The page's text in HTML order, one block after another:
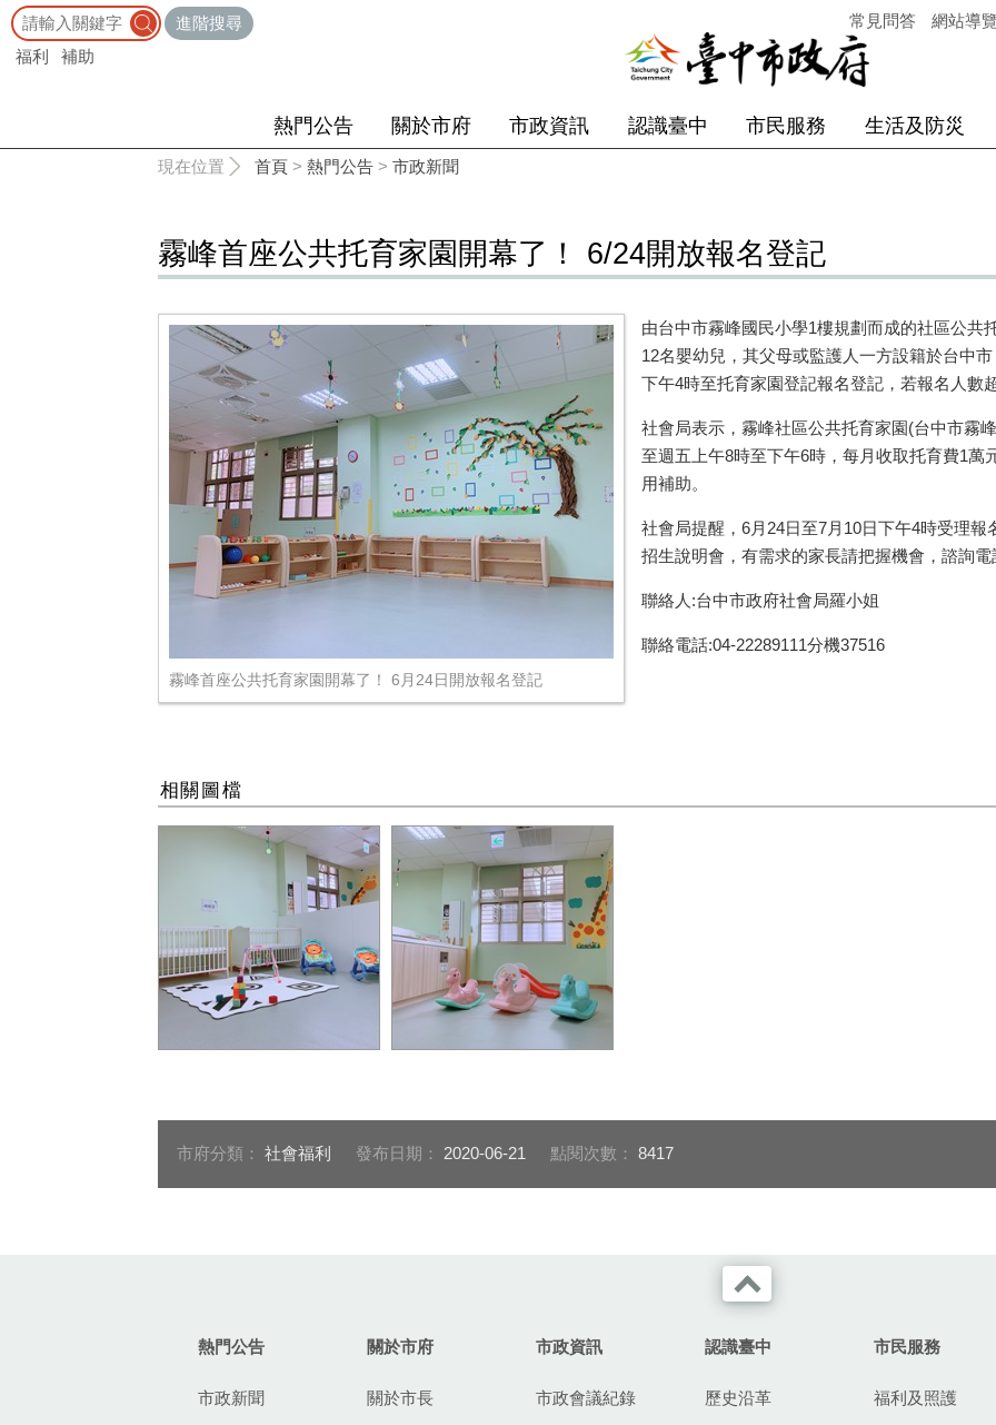
進階搜尋
福利
補助
常見問答 網站導
熱門公告 關於市府 市政資訊 認識臺中 市民服務 生活及防災
現在位置 首頁 > 熱門公告 > 市政新聞
霧峰首座公共托育家園開幕了！ 6/24開放報名登記
霧峰首座公共托育家園開幕了！ 6月24日開放報名登記
由台中市霧峰國民小學1樓規劃而成的社區公共
12名嬰幼兒，其父母或監護人一方設籍於台中
下午4時至托育家園登記報名登記，若報名人數
社會局表示，霧峰社區公共托育家園(台中市霧
至週五上午8時至下午6時，每月收取托育費1萬
用補助。
社會局提醒， 6月24日至7月 10日下午4時受理報
招生說明會，有需求的家長請把握機會，諮詢電
聯絡人:台中市政府社會局羅小姐
聯絡電話:04-22289111分機37516
相關圖檔
市府分類： 社會福利 發布日期： 2020-06-21 點閱次數： 8417
熱門公告
市政新聞
關於市府
關於市長
市政資訊
市政會議紀錄
認識臺中
歷史沿革
市民服務
福利及照護